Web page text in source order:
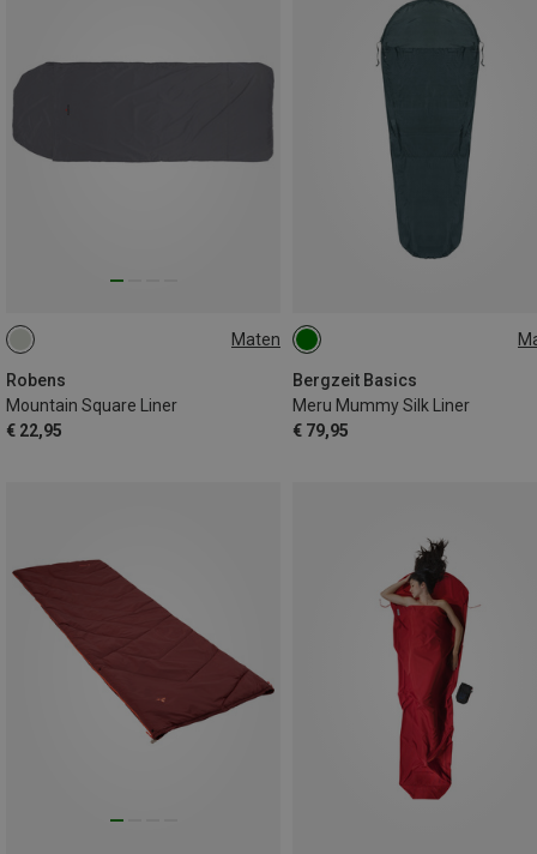
Maten
Robens
Mountain Square Liner
€ 22,95
MAX. 195CM
Bergzeit Basics
Meru Mummy Silk Liner
€ 79,95
MAX. 225CM